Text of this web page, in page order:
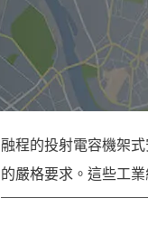
Android車載電腦
車載平板電腦
強固型機器人控制
邊緣運算人工智慧移動
融程的投射電容機架
的嚴格要求。這些工
合規性的卓越性能。